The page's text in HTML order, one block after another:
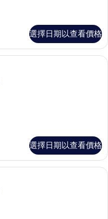
選擇日期以查看價格
選擇日期以查看價格